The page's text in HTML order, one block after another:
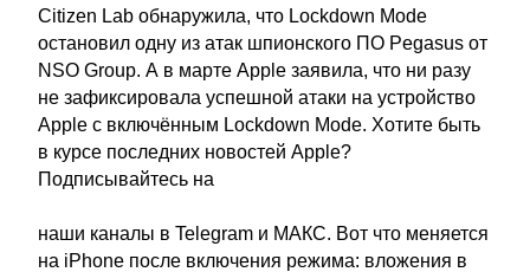
Citizen Lab обнаружила, что Lockdown Mode
остановил одну из атак шпионского ПО Pegasus от
NSO Group. А в марте Apple заявила, что ни разу
не зафиксировала успешной атаки на устройство
Apple с включённым Lockdown Mode. Хотите быть
в курсе последних новостей Apple?
Подписывайтесь на
наши каналы в Telegram и МАКС. Вот что меняется
на iPhone после включения режима: вложения в